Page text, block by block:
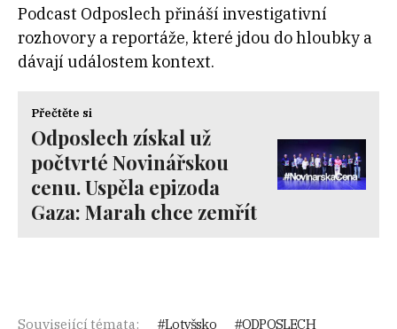
Podcast Odposlech přináší investigativní
rozhovory a reportáže, které jdou do hloubky a
dávají událostem kontext.
Přečtěte si
Odposlech získal už
počtvrté Novinářskou
cenu. Uspěla epizoda
Gaza: Marah chce zemřít
Související témata: Lotyšsko ODPOSLECH